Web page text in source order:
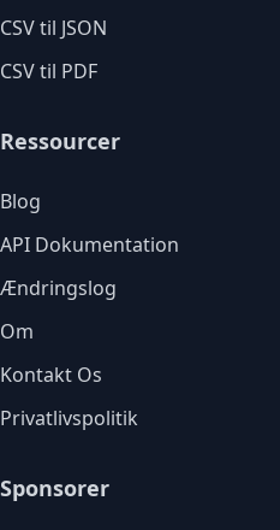
CSV til JSON
CSV til PDF
Ressourcer
Blog
API Dokumentation
Ændringslog
Om
Kontakt Os
Privatlivspolitik
Sponsorer